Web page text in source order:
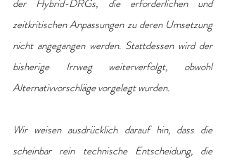
der Hybrid-DRGs, die erforderlichen und
zeitkritischen Anpassungen zu deren Umsetzung
nicht angegangen werden. Stattdessen wird der
bisherige Irrweg weiterverfolgt, obwohl
Alternativvorschläge vorgelegt wurden.
Wir weisen ausdrücklich darauf hin, dass die
scheinbar rein technische Entscheidung, die